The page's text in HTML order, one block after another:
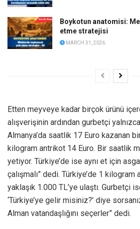
Boykotun anatomisi:
etme stratejisi
MARCH 31, 2026
Etten meyveye kadar birçok ürünü
alışverişinin ardından gurbetçi
Almanya’da saatlik 17 Euro kazanan
kilogram antrikot 14 Euro. Bir saatlik
yetiyor. Türkiye’de ise aynı et için
çalışmalı” dedi. Türkiye’de 1 kilogram
yaklaşık 1.000 TL’ye ulaştı. Gurbetçi
‘Türkiye’ye gelir misiniz?’ diye
Alman vatandaşlığını seçerler” dedi.